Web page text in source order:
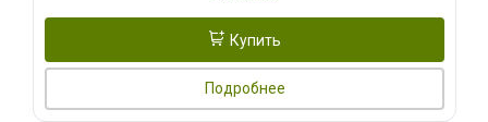
Купить
Подробнее